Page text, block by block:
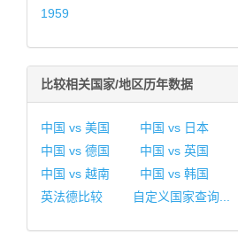
1959
比较相关国家/地区历年数据
中国 vs 美国 中国 vs 日本
中国 vs 德国
中国 vs 英国
中国 vs 越南
中国 vs 韩国
英法德比较
自定义国家查询...